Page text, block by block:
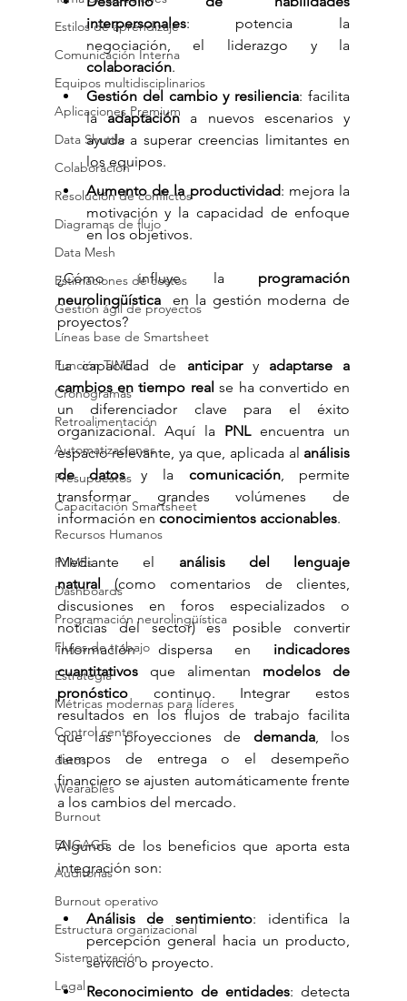
Estilos de aprendizaje
Comunicación Interna
Equipos multidisciplinarios
Aplicaciones Premium
Data Shuttle
Colaboración
Resolución de conflictos
Diagramas de flujo
Data Mesh
Estimaciones de costos
Gestión ágil de proyectos
Líneas base de Smartsheet
Función TIME
Cronogramas
Retroalimentación
Automatizaciones
Presupuestos
Capacitación Smartsheet
Recursos Humanos
PYMEs
Dashboards
Programación neurolingüística
Flujos de trabajo
Estrategia
Métricas modernas para líderes
Control center
datos
Wearables
Burnout
ENGAGE
Auditorías
Burnout operativo
Estructura organizacional
Sistematización
Legal
interpersonales: potencia la
colaboración.
Gestión del cambio y resiliencia: facilita
la adaptación a nuevos escenarios y
ayuda a superar creencias limitantes en
los equipos.
Aumento de la productividad: mejora la
motivación y la capacidad de enfoque
en los objetivos.
¿Cómo influye la programación
neurolingüística
en la gestión moderna de
proyectos?
La capacidad de anticipar y adaptarse a
cambios en tiempo real se ha convertido en
un diferenciador clave para el éxito
organizacional. Aquí la PNL encuentra un
espacio relevante, ya que, aplicada al análisis
de datos y la comunicación, permite
transformar grandes volúmenes de
información en conocimientos accionables.
Mediante el análisis del lenguaje
natural (como comentarios de clientes,
discusiones en foros especializados o
noticias del sector) es posible convertir
información dispersa en indicadores
cuantitativos que alimentan modelos de
pronóstico continuo. Integrar estos
resultados en los flujos de trabajo facilita
que las proyecciones de demanda, los
tiempos de entrega o el desempeño
financiero se ajusten automáticamente frente
a los cambios del mercado.
Algunos de los beneficios que aporta esta
integración son:
Análisis de sentimiento: identifica la
percepción general hacia un producto,
servicio o proyecto.
Reconocimiento de entidades: detecta